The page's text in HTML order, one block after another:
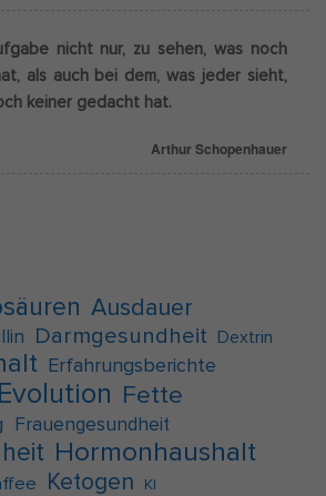
nicht nur, zu sehen, was noch
als auch bei dem, was jeder sieht,
keiner gedacht hat.
Arthur Schopenhauer
Ausdauer
Darmgesundheit Dextrin
Erfahrungsberichte
Evolution Fette
Frauengesundheit
Hormonhaushalt
Ketogen KI